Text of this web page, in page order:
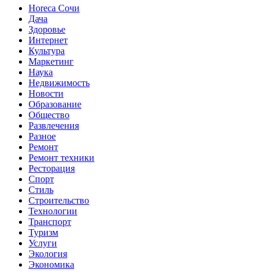
Horeca Сочи
Дача
Здоровье
Интернет
Культура
Маркетинг
Наука
Недвижимость
Новости
Образование
Общество
Развлечения
Разное
Ремонт
Ремонт техники
Ресторация
Спорт
Стиль
Строительство
Технологии
Транспорт
Туризм
Услуги
Экология
Экономика